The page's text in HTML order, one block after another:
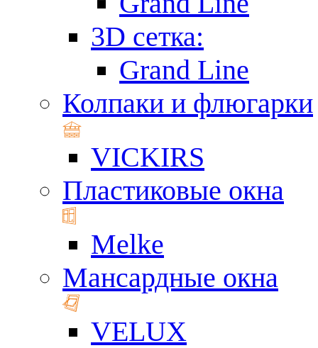
3D сетка:
Grand Line
Колпаки и флюгарки
VICKIRS
Пластиковые окна
Melke
Мансардные окна
VELUX